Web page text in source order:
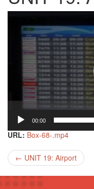
vídeo
00:00
URL: Box-68-.mp4
← UNIT 19: Airport